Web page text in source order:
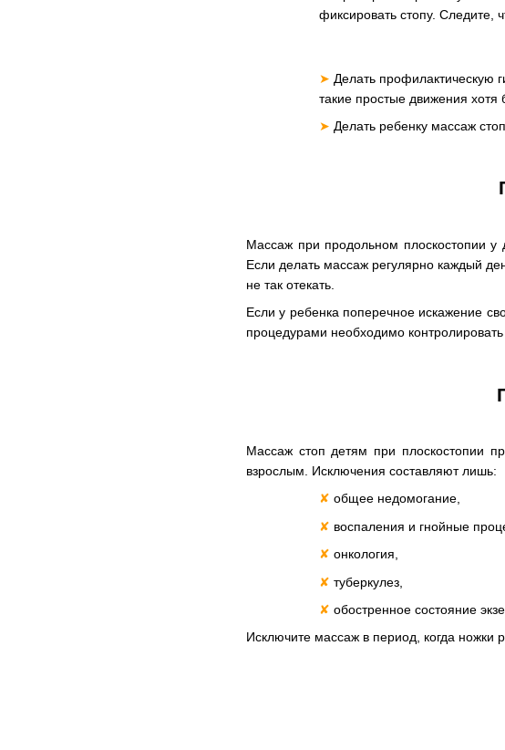
фиксировать стопу. Следите,
➤ Делать профилактическую
такие простые движения хотя
➤ Делать ребенку массаж
Массаж при продольном плоскостопии у
Если делать массаж регулярно каждый
не так отекать.
Если у ребенка поперечное искажение
процедурами необходимо контролировать
Массаж стоп детям при плоскостопии
взрослым. Исключения составляют лишь:
✘ общее недомогание,
✘ воспаления и гнойные
✘ онкология,
✘ туберкулез,
✘ обостренное состояние
Исключите массаж в период, когда ножки